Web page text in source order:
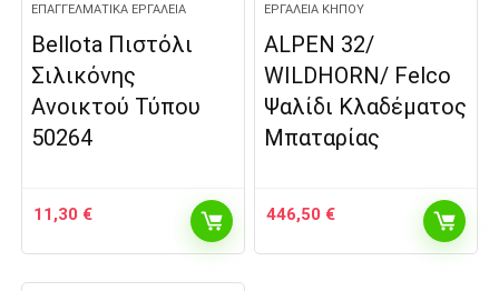
ΕΠΑΓΓΕΛΜΑΤΙΚΆ ΕΡΓΑΛΕΊΑ
Bellota Πιστόλι
Σιλικόνης
Ανοικτού Τύπου
50264
11,30 €
ΕΡΓΑΛΕΊΑ ΚΉΠΟΥ
ALPEN 32/
WILDHORN/ Felco
Ψαλίδι Κλαδέματος
Μπαταρίας
446,50 €